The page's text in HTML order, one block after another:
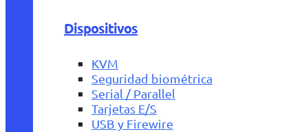
Dispositivos
KVM
Seguridad biométrica
Serial / Parallel
Tarjetas E/S
USB y Firewire